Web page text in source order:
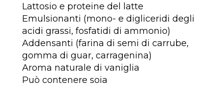
Lattosio e proteine del latte
Emulsionanti (mono- e digliceridi degli
acidi grassi, fosfatidi di ammonio)
Addensanti (farina di semi di carrube,
gomma di guar, carragenina)
Aroma naturale di vaniglia
Può contenere soia